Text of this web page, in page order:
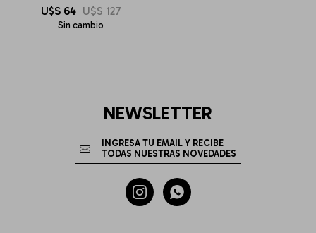
U$S 64 U$S 127
Sin cambio
NEWSLETTER
 